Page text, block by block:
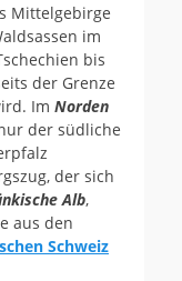
Mittelgebirge
im
bis
der Grenze
Im Norden
der südliche
der sich
Alb,
aus den
Schweiz